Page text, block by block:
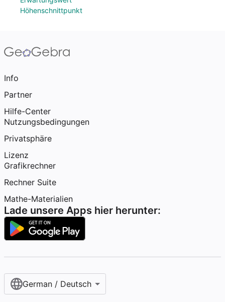
Höhenschnittpunkt
Info
Partner
Hilfe-Center
Nutzungsbedingungen
Privatsphäre
Lizenz
Grafikrechner
Rechner Suite
Mathe-Materialien
Lade unsere Apps hier herunter:
German / Deutsch